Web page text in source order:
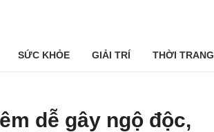
SỨC KHỎE GIẢI TRÍ THỜI TRANG
dễ gây ngộ độc,